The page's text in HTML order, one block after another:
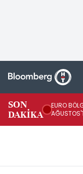
SON
DAKİKA
EURO